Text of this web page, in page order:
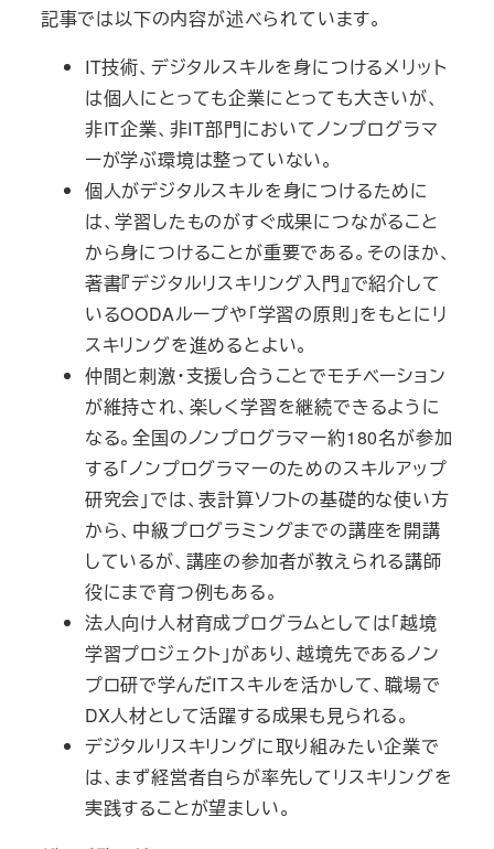
記事では以下の内容が述べられています。
IT技術、デジタルスキルを身につけるメリット
は個人にとっても企業にとっても大きいが、
非IT企業、非IT部門においてノンプログラマ
ーが学ぶ環境は整っていない。
個人がデジタルスキルを身につけるために
は、学習したものがすぐ成果につながること
から身につけることが重要である。そのほか、
著書『デジタルリスキリング入門』で紹介して
いるOODAループや「学習の原則」をもとにリ
スキリングを進めるとよい。
仲間と刺激・支援し合うことでモチベーション
が維持され、楽しく学習を継続できるように
なる。全国のノンプログラマー約180名が参加
する「ノンプログラマーのためのスキルアップ
研究会」では、表計算ソフトの基礎的な使い方
から、中級プログラミングまでの講座を開講
しているが、講座の参加者が教えられる講師
役にまで育つ例もある。
法人向け人材育成プログラムとしては「越境
学習プロジェクト」があり、越境先であるノン
プロ研で学んだITスキルを活かして、職場で
DX人材として活躍する成果も見られる。
デジタルリスキリングに取り組みたい企業で
は、まず経営者自らが率先してリスキリングを
実践することが望ましい。